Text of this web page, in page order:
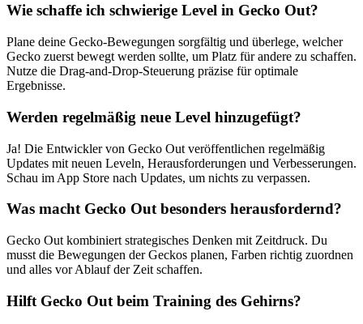
Wie schaffe ich schwierige Level in Gecko Out?
Plane deine Gecko-Bewegungen sorgfältig und überlege, welcher
Gecko zuerst bewegt werden sollte, um Platz für andere zu schaffen.
Nutze die Drag-and-Drop-Steuerung präzise für optimale
Ergebnisse.
Werden regelmäßig neue Level hinzugefügt?
Ja! Die Entwickler von Gecko Out veröffentlichen regelmäßig
Updates mit neuen Leveln, Herausforderungen und Verbesserungen.
Schau im App Store nach Updates, um nichts zu verpassen.
Was macht Gecko Out besonders herausfordernd?
Gecko Out kombiniert strategisches Denken mit Zeitdruck. Du
musst die Bewegungen der Geckos planen, Farben richtig zuordnen
und alles vor Ablauf der Zeit schaffen.
Hilft Gecko Out beim Training des Gehirns?